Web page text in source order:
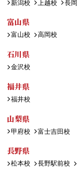
新潟校 上越校 長
富山県
富山校 高岡校
石川県
金沢校
福井県
福井校
山梨県
甲府校 富士吉田校
長野県
松本校 長野駅前校